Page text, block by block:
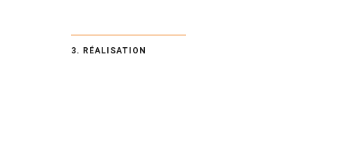
3. RÉALISATION